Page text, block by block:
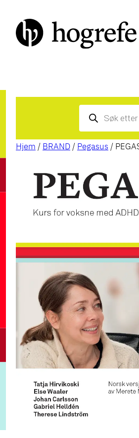
Products
search
Hjem / BRAND / Pegasus /